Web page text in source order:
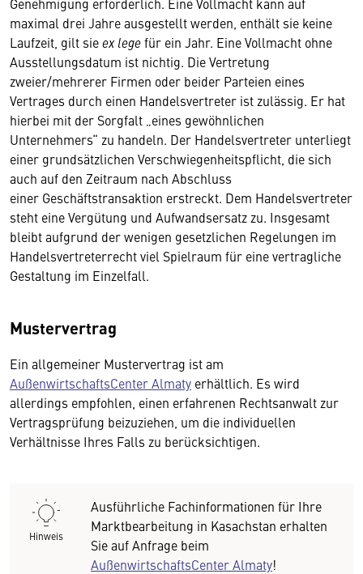
maximal drei Jahre ausgestellt werden, enthält sie keine
Laufzeit, gilt sieex legefür ein Jahr. Eine Vollmacht ohne
Ausstellungsdatum ist nichtig. Die Vertretung
zweier/mehrerer Firmen oder beider Parteien eines
Vertrages durch einen Handelsvertreter ist zulässig. Er hat
hierbei mit der Sorgfalt „eines gewöhnlichen
Unternehmers“ zu handeln. Der Handelsvertreter unterliegt
einer grundsätzlichen Verschwiegenheitspflicht, die sich
auch auf den Zeitraum nach Abschluss
einer Geschäftstransaktion erstreckt. Dem Handelsvertreter
steht eine Vergütung und Aufwandsersatz zu. Insgesamt
bleibt aufgrund der wenigen gesetzlichen Regelungen im
Handelsvertreterrecht viel Spielraum für eine vertragliche
Gestaltung im Einzelfall.
Mustervertrag
Ein allgemeiner Mustervertrag ist am
AußenwirtschaftsCenter Almaty erhältlich. Es wird
allerdings empfohlen, einen erfahrenen Rechtsanwalt zur
Vertragsprüfung beizuziehen, um die individuellen
Verhältnisse Ihres Falls zu berücksichtigen.
Hinweis
Ausführliche Fachinformationen für Ihre
Marktbearbeitung in Kasachstan erhalten
Sie auf Anfrage beim
AußenwirtschaftsCenter Almaty!